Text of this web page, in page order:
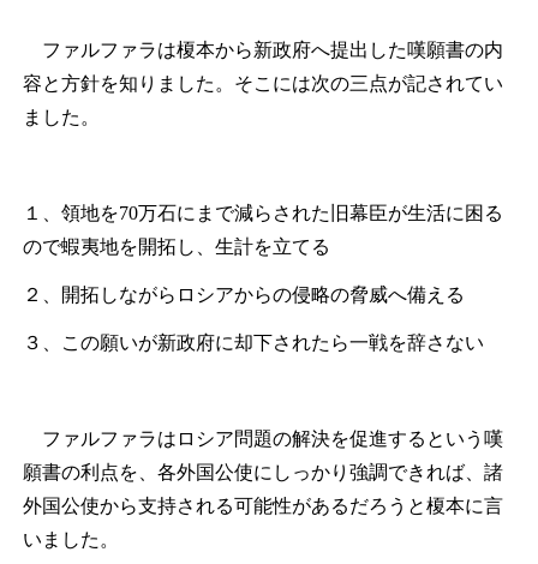
ファルファラは榎本から新政府へ提出した嘆願書の内
容と方針を知りました。そこには次の三点が記されてい
ました。
１、領地を70万石にまで減らされた旧幕臣が生活に困る
ので蝦夷地を開拓し、生計を立てる
２、開拓しながらロシアからの侵略の脅威へ備える
３、この願いが新政府に却下されたら一戦を辞さない
ファルファラはロシア問題の解決を促進するという嘆
願書の利点を、各外国公使にしっかり強調できれば、諸
外国公使から支持される可能性があるだろうと榎本に言
いました。